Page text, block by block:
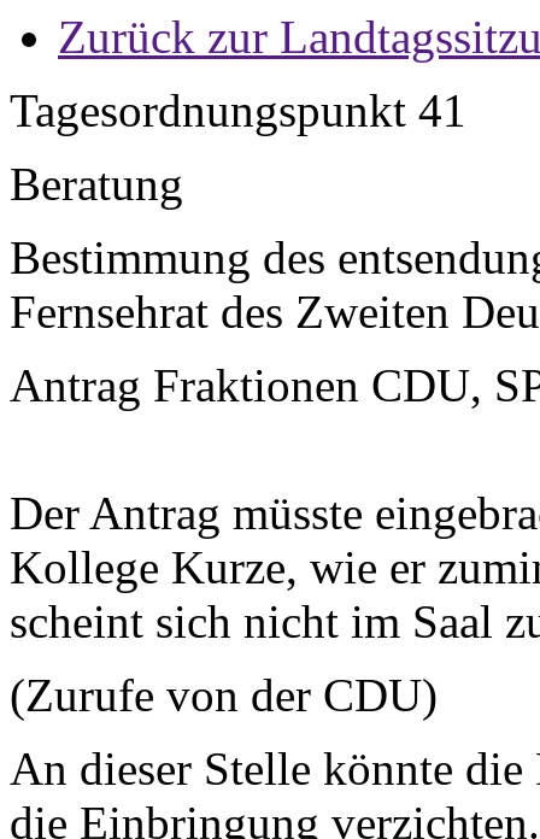
Zurück zur
Tagesordnungspunkt 41
Beratung
Bestimmung des
Fernsehrat des Zweiten
Antrag Fraktionen CDU,
Der Antrag müsste
Kollege Kurze, wie er
scheint sich nicht im Saal
(Zurufe von der CDU)
An dieser Stelle könnte
die Einbringung verzichten.